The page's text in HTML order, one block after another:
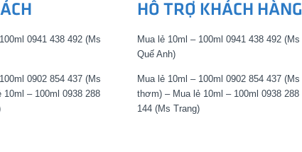
0941 438 492 (Ms
0902 854 437 (Ms
– 100ml 0938 288
HỖ TRỢ KHÁCH HÀNG
Mua lẻ 10ml – 100ml 0941 438 492 (Ms
Quế Anh)
Mua lẻ 10ml – 100ml 0902 854 437 (Ms
thơm) – Mua lẻ 10ml – 100ml 0938 288
144 (Ms Trang)